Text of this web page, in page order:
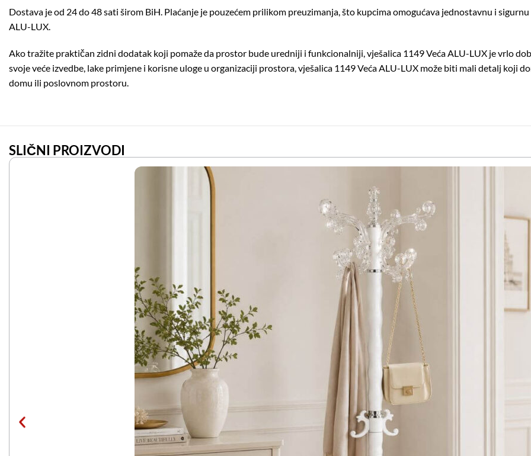
Dostava je od 24 do 48 sati širom BiH. Plaćanje je pouzećem prilikom preuzimanja, što kupcima omogućava jednostavnu i
ALU-LUX.
Ako tražite praktičan zidni dodatak koji pomaže da prostor bude uredniji i funkcionalniji, vješalica 1149 Veća ALU-LUX je vrlo
svoje veće izvedbe, lake primjene i korisne uloge u organizaciji prostora, vješalica 1149 Veća ALU-LUX može biti mali detalj koji
domu ili poslovnom prostoru.
SLIČNI PROIZVODI